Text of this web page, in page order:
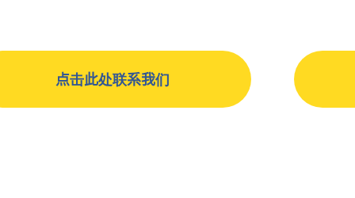
点击此处联系我们